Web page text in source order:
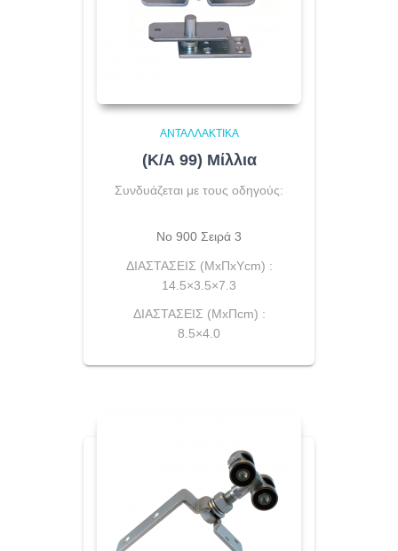
ΑΝΤΑΛΛΑΚΤΙΚΆ
(Κ/Α 99) Μίλλια
Συνδυάζεται με τους οδηγούς:
Νο 900 Σειρά 3
ΔΙΑΣΤΑΣΕΙΣ (ΜxΠxYcm) :
14.5×3.5×7.3
ΔΙΑΣΤΑΣΕΙΣ (ΜxΠcm) :
8.5×4.0